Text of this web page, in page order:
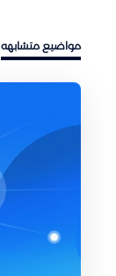
مواضيع متشابهه